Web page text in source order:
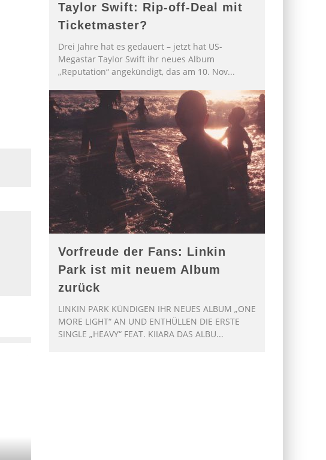
Taylor Swift: Rip-off-Deal mit
Ticketmaster?
Drei Jahre hat es gedauert – jetzt hat US-
Megastar Taylor Swift ihr neues Album
„Reputation“ angekündigt, das am 10. Nov...
Vorfreude der Fans: Linkin
Park ist mit neuem Album
zurück
LINKIN PARK KÜNDIGEN IHR NEUES ALBUM „ONE
MORE LIGHT“ AN UND ENTHÜLLEN DIE ERSTE
SINGLE „HEAVY“ FEAT. KIIARA DAS ALBU...